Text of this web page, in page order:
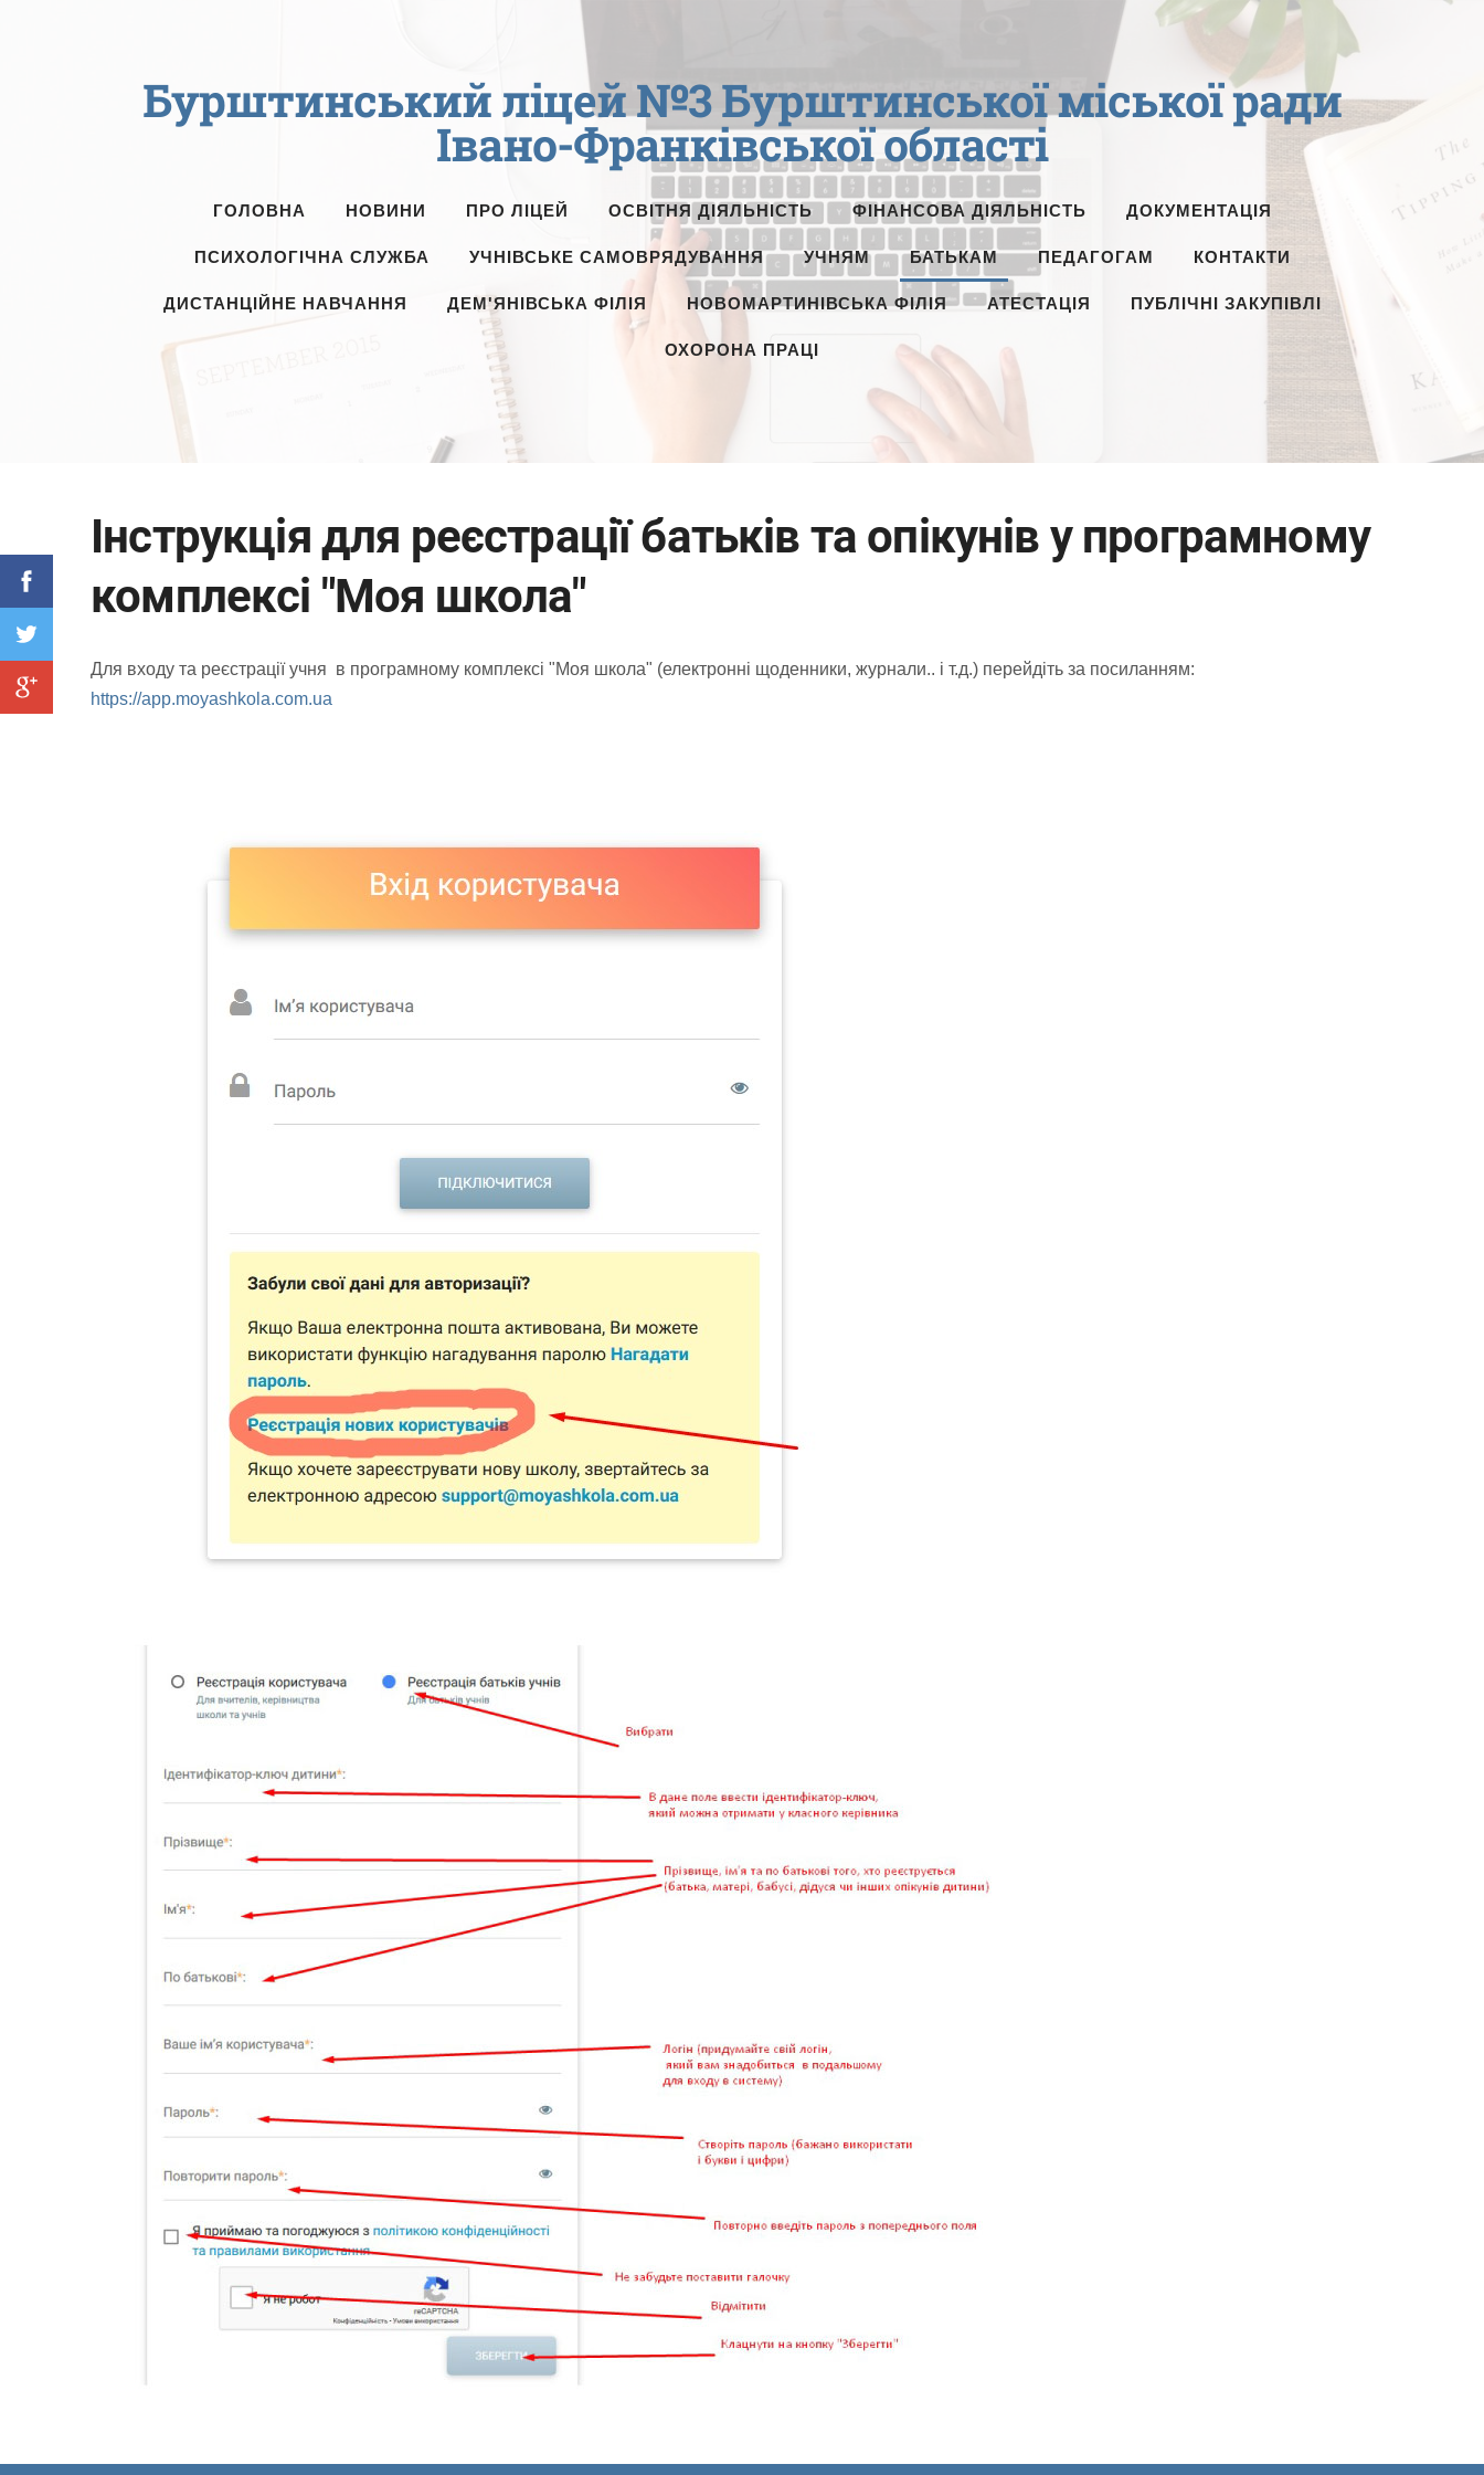
Бурштинський ліцей №3 Бурштинської міської ради
Івано-Франківської області
ГОЛОВНА НОВИНИ ПРО ЛІЦЕЙ ОСВІТНЯ ДІЯЛЬНІСТЬ ФІНАНСОВА ДІЯЛЬНІСТЬ ДОКУМЕНТАЦІЯ
ПСИХОЛОГІЧНА СЛУЖБА УЧНІВСЬКЕ САМОВРЯДУВАННЯ УЧНЯМ БАТЬКАМ ПЕДАГОГАМ КОНТАКТИ
ДИСТАНЦІЙНЕ НАВЧАННЯ ДЕМ'ЯНІВСЬКА ФІЛІЯ НОВОМАРТИНІВСЬКА ФІЛІЯ АТЕСТАЦІЯ ПУБЛІЧНІ ЗАКУПІВЛІ
ОХОРОНА ПРАЦІ
Інструкція для реєстрації батьків та опікунів у програмному
комплексі "Моя школа"
Для входу та реєстрації учня в програмному комплексі "Моя школа" (електронні щоденники, журнали.. і т.д.) перейдіть за посиланням:
https://app.moyashkola.com.ua